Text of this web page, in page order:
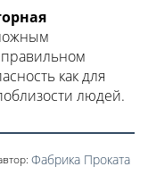
как для
людей.
Фабрика Проката